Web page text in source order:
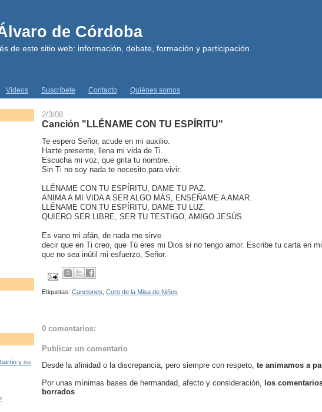
de Córdoba
de este sitio web: información, debate, formación y participación.
Vídeos Suscríbete Contacto Quiénes somos
y su
2/3/08
Canción "LLÉNAME CON TU ESPÍRITU"
Te espero Señor, acude en mi auxilio.
Hazte presente, llena mi vida de Ti.
Escucha mi voz, que grita tu nombre.
Sin Ti no soy nada te necesito para vivir.
LLÉNAME CON TU ESPÍRITU, DAME TU PAZ.
ANIMA A MI VIDA A SER ALGO MÁS, ENSÉÑAME A AMAR.
LLÉNAME CON TU ESPÍRITU, DAME TU LUZ.
QUIERO SER LIBRE, SER TU TESTIGO, AMIGO JESÚS.
Es vano mi afán, de nada me sirve
decir que en Ti creo, que Tú eres mi Dios si no tengo amor. Escribe tu carta en
que no sea inútil mi esfuerzo, Señor.
Etiquetas:Canciones,Coro de la Misa de Niños
0 comentarios:
Publicar un comentario
Desde la afinidad o la discrepancia, pero siempre con respeto,te animamos a
Por unas mínimas bases de hermandad, afecto y consideración, los
borrados.